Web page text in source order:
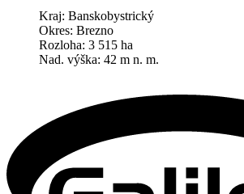
Kraj: Banskobystrický
Okres: Brezno
Rozloha: 3 515 ha
Nad. výška: 42 m n. m.